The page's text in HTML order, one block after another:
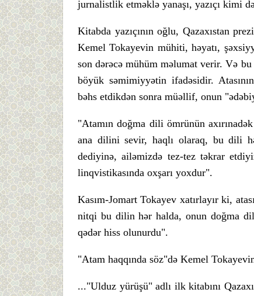
jurnalistlik etməklə yanaşı, yazıçı kimi
Kitabda yazıçının oğlu, Qazaxıstan
Kemel Tokayevin mühiti, həyatı,
son dərəcə mühüm məlumat verir. Və
böyük səmimiyyətin ifadəsidir.
bəhs etdikdən sonra müəllif, onun
"Atamın doğma dili ömrünün
ana dilini sevir, haqlı olaraq, bu dili
dediyinə, ailəmizdə tez-tez təkrar
linqvistikasında oxşarı yoxdur".
Kasım-Jomart Tokayev xatırlayır ki,
nitqi bu dilin hər halda, onun doğma
qədər hiss olunurdu".
"Atam haqqında söz"də Kemel
..."Ulduz yürüşü" adlı ilk kitabını